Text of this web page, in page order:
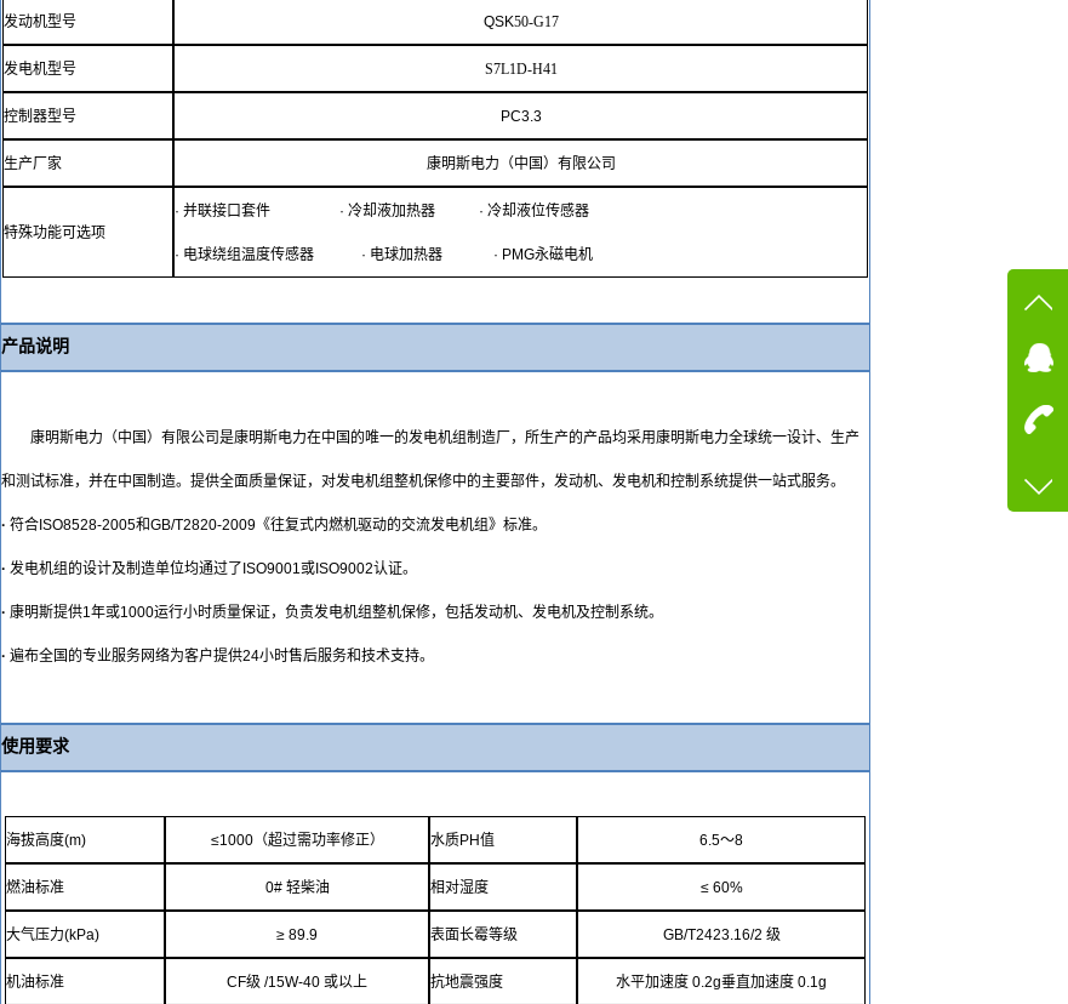
发动机型号 QSK50-G17
发电机型号 S7L1D-H41
控制器型号 PC3.3
生产厂家 康明斯电力（中国）有限公司
特殊功能可选项
·并联接口套件 ·冷却液加热器 ·冷却液位传感器
· 电球绕组温度传感器 · 电球加热器 · PMG永磁电机
产品说明
康明斯电力（中国）有限公司是康明斯电力在中国的唯一的发电机组制造厂，所生产的产品均采用康明斯电力全球统一设计、生产
和测试标准，并在中国制造。提供全面质量保证，对发电机组整机保修中的主要部件，发动机、发电机和控制系统提供一站式服务。
· 符合 ISO8528-2005和GB/T2820-2009 《往复式内燃机驱动的交流发电机组》标准。
· 发电机组的设计及制造单位均通过了 ISO9001或 ISO9002认证。
· 康明斯提供1年或1000运行小时质量保证，负责发电机组整机保修，包括发动机、发电机及控制系统。
· 遍布全国的专业服务网络为客户提供24小时售后服务和技术支持。
使用要求
海拔高度(m) ≤1000（超过需功率修正） 水质PH值 6.5～8
燃油标准 0# 轻柴油 相对湿度 ≤ 60%
大气压力(kPa) ≥ 89.9 表面长霉等级 GB/T2423.16/2 级
机油标准 CF级 /15W-40 或以上 抗地震强度 水平加速度 0.2g垂直加速度 0.1g